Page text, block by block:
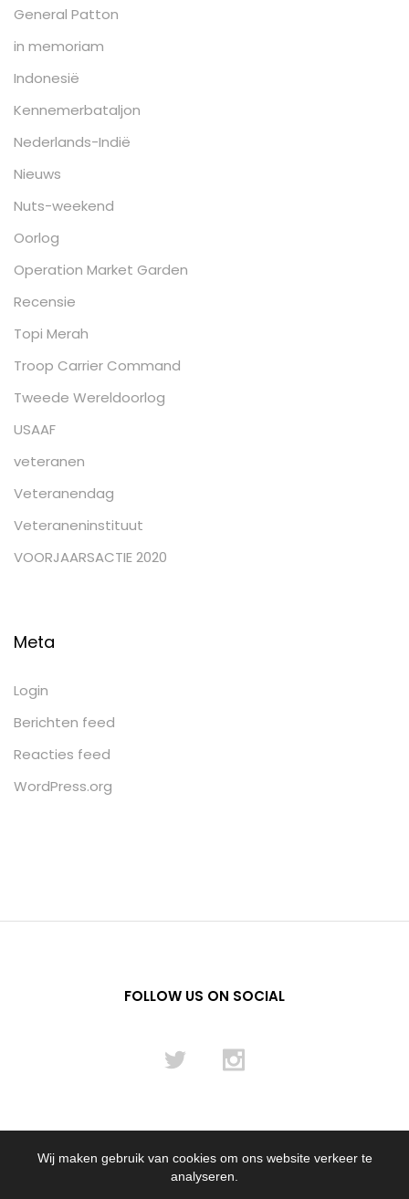
Wij maken gebruik van cookies om ons website verkeer te
analyseren.
General Patton
in memoriam
Indonesië
Kennemerbataljon
Nederlands-Indië
Nieuws
Nuts-weekend
Oorlog
Operation Market Garden
Recensie
Topi Merah
Troop Carrier Command
Tweede Wereldoorlog
USAAF
veteranen
Veteranendag
Veteraneninstituut
VOORJAARSACTIE 2020
Meta
Login
Berichten feed
Reacties feed
WordPress.org
FOLLOW US ON SOCIAL
© 2012 - 2024 Flying Pencil NL B.V.